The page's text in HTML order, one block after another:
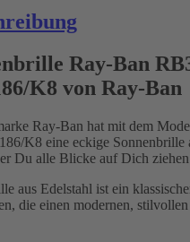
Ray-Ban
K8 von Ray-Ban
Ray-Ban hat mit dem
K8 eine eckige Sonnenbrille
Du alle Blicke auf Dich
aus Edelstahl ist ein
die einen modernen,